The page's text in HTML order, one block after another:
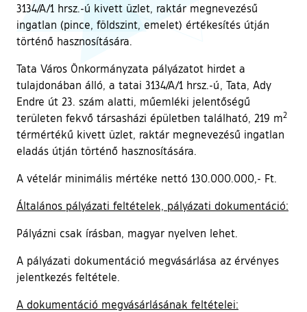
3134/A/1 hrsz.-ú kivett üzlet, raktár megnevezésű
ingatlan (pince, földszint, emelet) értékesítés útján
történő hasznosítására.
Tata Város Önkormányzata pályázatot hirdet a
tulajdonában álló, a tatai 3134/A/1 hrsz.-ú, Tata, Ady
Endre út 23. szám alatti, műemléki jelentőségű
területen fekvő társasházi épületben található, 219 m2
térmértékű kivett üzlet, raktár megnevezésű ingatlan
eladás útján történő hasznosítására.
A vételár minimális mértéke nettó 130.000.000,- Ft.
Általános pályázati feltételek, pályázati dokumentáció:
Pályázni csak írásban, magyar nyelven lehet.
A pályázati dokumentáció megvásárlása az érvényes
jelentkezés feltétele.
A dokumentáció megvásárlásának feltételei: